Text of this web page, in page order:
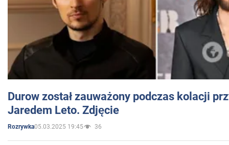
Durow został zauważony podczas kolacji
Jaredem Leto. Zdjęcie
Rozrywka05.03.2025 19:45 36